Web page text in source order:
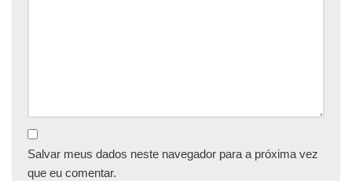
Salvar meus dados neste navegador para a próxima vez
que eu comentar.